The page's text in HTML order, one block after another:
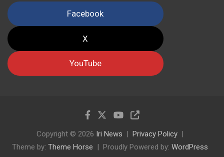
Facebook
X
YouTube
Copyright © 2026 Iri News
Privacy Policy
Theme by: Theme Horse Proudly Powered by: WordPress